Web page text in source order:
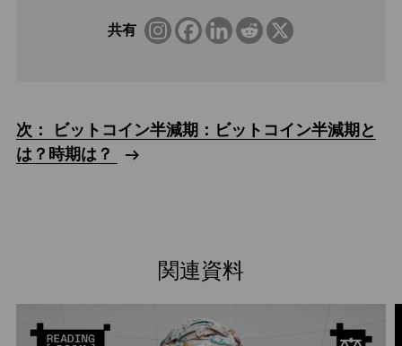
共有
次： ビットコイン半減期：ビットコイン半減期と
は？時期は？
関連資料